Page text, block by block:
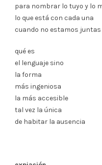
para nombrar lo tuyo y lo
lo que está con cada una
cuando no estamos juntas
qué es
el lenguaje sino
la forma
más ingeniosa
la más accesible
tal vez la única
de habitar la ausencia